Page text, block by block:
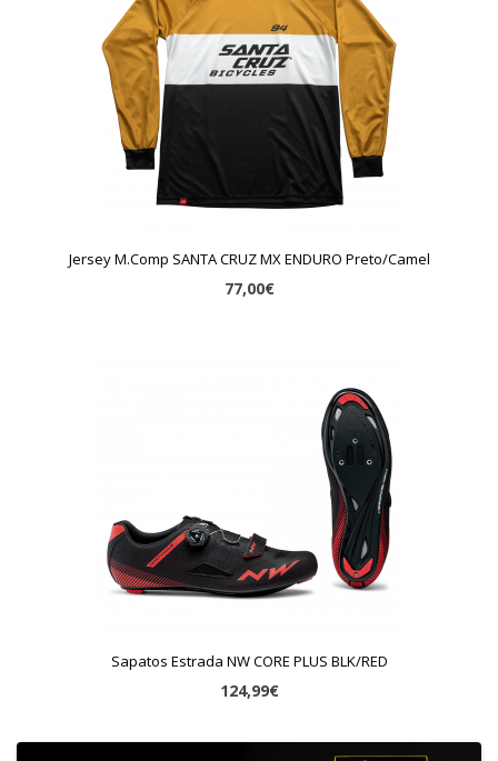
Jersey M.Comp SANTA CRUZ MX ENDURO Preto/Camel
77,00€
Sapatos Estrada NW CORE PLUS BLK/RED
124,99€